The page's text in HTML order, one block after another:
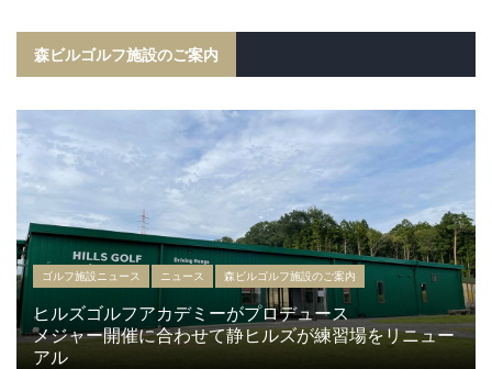
森ビルゴルフ施設のご案内
ゴルフ施設ニュース ニュース 森ビルゴルフ施設のご案内
ヒルズゴルフアカデミーがプロデュース
メジャー開催に合わせて静ヒルズが練習場をリニュー
アル